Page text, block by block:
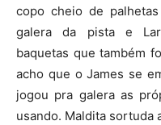
copo cheio de
galera da pista e
baquetas que também
acho que o James se
jogou pra galera as
usando. Maldita sortuda